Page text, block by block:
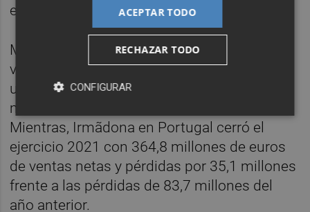
en España.
Mercadona en España en 2021
ventas netas de 25.154 millones de euros,
un 2,25% más, y un beneficio neto de 680,3
millones, un 6,46% menos.
Mientras, Irmãdona en Portugal cerró el
ejercicio 2021 con 364,8 millones de euros
de ventas netas y pérdidas por 35,1 millones
frente a las pérdidas de 83,7 millones del
año anterior.
ACEPTAR TODO
RECHAZAR TODO
CONFIGURAR